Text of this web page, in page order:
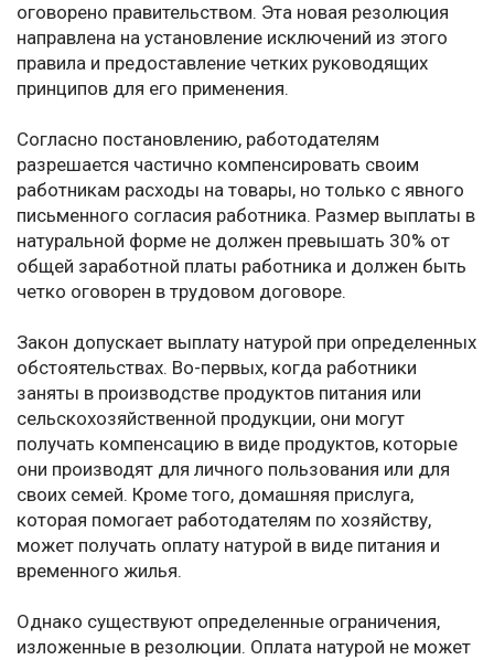
оговорено правительством. Эта новая резолюция
направлена на установление исключений из этого
правила и предоставление четких руководящих
принципов для его применения.
Согласно постановлению, работодателям
разрешается частично компенсировать своим
работникам расходы на товары, но только с явного
письменного согласия работника. Размер выплаты в
натуральной форме не должен превышать 30% от
общей заработной платы работника и должен быть
четко оговорен в трудовом договоре.
Закон допускает выплату натурой при определенных
обстоятельствах. Во-первых, когда работники
заняты в производстве продуктов питания или
сельскохозяйственной продукции, они могут
получать компенсацию в виде продуктов, которые
они производят для личного пользования или для
своих семей. Кроме того, домашняя прислуга,
которая помогает работодателям по хозяйству,
может получать оплату натурой в виде питания и
временного жилья.
Однако существуют определенные ограничения,
изложенные в резолюции. Оплата натурой не может